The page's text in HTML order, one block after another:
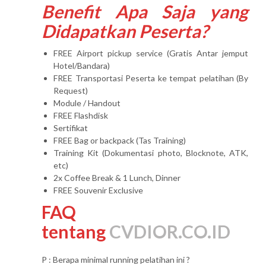
Benefit Apa Saja yang
Didapatkan Peserta?
FREE Airport pickup service (Gratis Antar jemput
Hotel/Bandara)
FREE Transportasi Peserta ke tempat pelatihan (By
Request)
Module / Handout
FREE Flashdisk
Sertifikat
FREE Bag or backpack (Tas Training)
Training Kit (Dokumentasi photo, Blocknote, ATK,
etc)
2x Coffee Break & 1 Lunch, Dinner
FREE Souvenir Exclusive
FAQ
tentangCVDIOR.CO.ID
P : Berapa minimal running pelatihan ini ?